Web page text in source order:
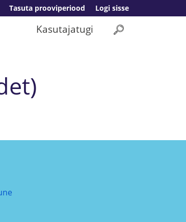
Logi sisse
Tasuta prooviperiood
Kasutajatugi